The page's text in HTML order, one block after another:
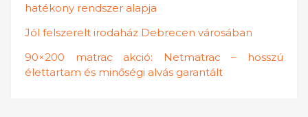
hatékony rendszer alapja
Jól felszerelt irodaház Debrecen városában
90×200 matrac akció: Netmatrac – hosszú
élettartam és minőségi alvás garantált